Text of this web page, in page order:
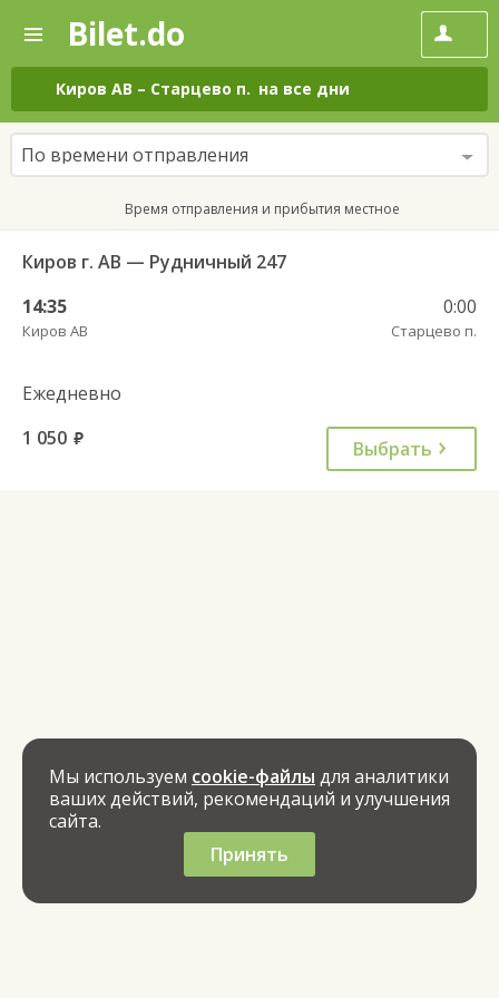
—
Поиск
и
покупка
билетов
на
автобус
онлайн
Bilet.do
Киров АВ – Старцево п. на все дни
По времени отправления
Время отправления и прибытия местное
Киров г. АВ — Рудничный 247
14:35
Киров АВ
0:00
Старцево п.
Ежедневно
1 050 руб. Выбрать
Мы используем cookie-файлы для аналитики
ваших действий, рекомендаций и улучшения
сайта.
Принять